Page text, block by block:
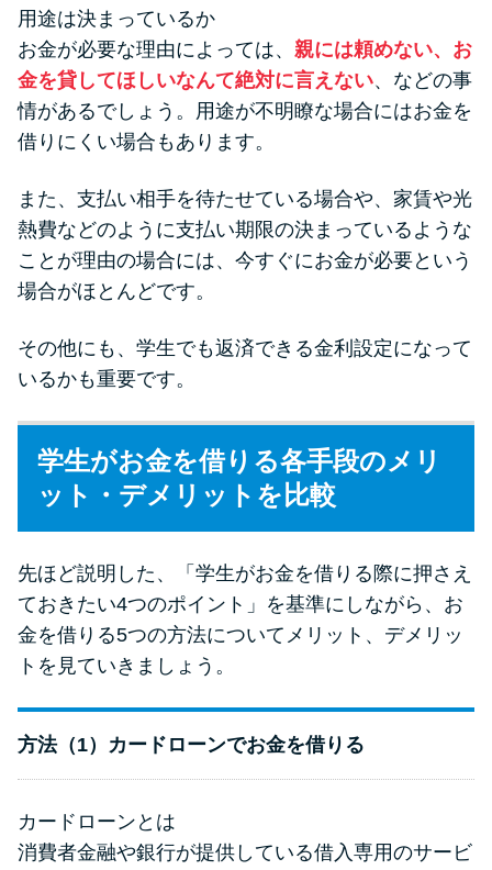
用途は決まっているか
お金が必要な理由によっては、 親には頼めない、お
金を貸してほしいなんて絶対に言えない、などの事
情があるでしょう。用途が不明瞭な場合にはお金を
借りにくい場合もあります。
また、支払い相手を待たせている場合や、家賃や光
熱費などのように支払い期限の決まっているような
ことが理由の場合には、今すぐにお金が必要という
場合がほとんどです。
その他にも、学生でも返済できる金利設定になって
いるかも重要です。
学生がお金を借りる各手段のメリ
ット・デメリットを比較
先ほど説明した、「学生がお金を借りる際に押さえ
ておきたい4つのポイント」を基準にしながら、お
金を借りる5つの方法についてメリット、デメリッ
トを見ていきましょう。
方法（1）カードローンでお金を借りる
カードローンとは
消費者金融や銀行が提供している借入専用のサービ